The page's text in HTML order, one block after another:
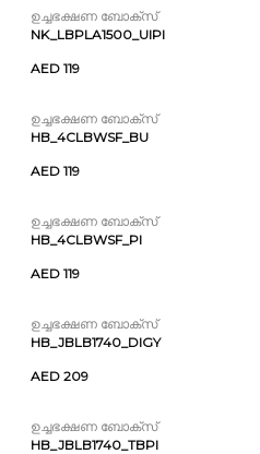
ഉച്ചഭക്ഷണ ബോക്സ്
NK_LBPLA1500_UIPI
AED 119
ഉച്ചഭക്ഷണ ബോക്സ്
HB_4CLBWSF_BU
AED 119
ഉച്ചഭക്ഷണ ബോക്സ്
HB_4CLBWSF_PI
AED 119
ഉച്ചഭക്ഷണ ബോക്സ്
HB_JBLB1740_DIGY
AED 209
ഉച്ചഭക്ഷണ ബോക്സ്
HB_JBLB1740_TBPI